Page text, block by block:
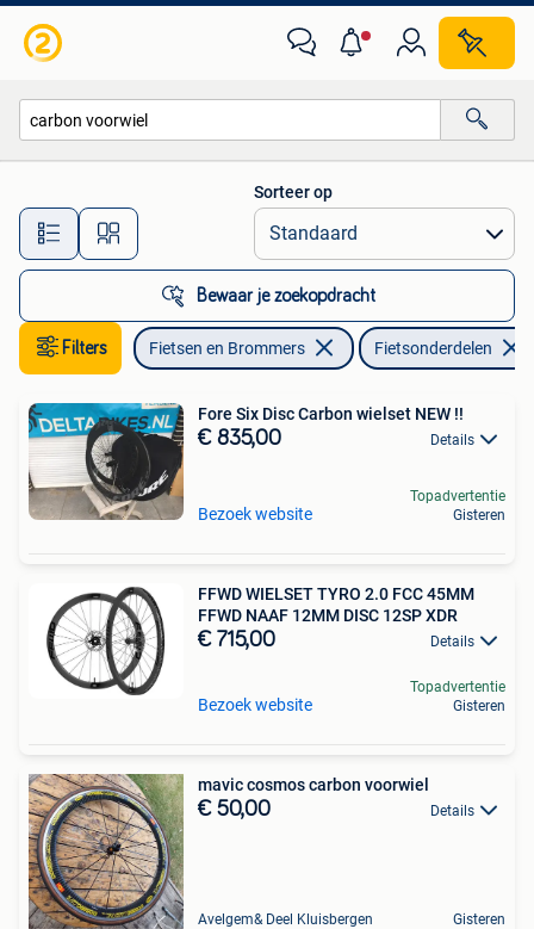
Alle afstanden…
Sorteer op
Bewaar je zoekopdracht
Filters Fietsen en Brommers Fietsonderdelen
Fore Six Disc Carbon wielset NEW !!
€ 835,00 Details
Bezoek website
Topadvertentie
Gisteren
FFWD WIELSET TYRO 2.0 FCC 45MM
FFWD NAAF 12MM DISC 12SP XDR
€ 715,00 Details
Bezoek website
Topadvertentie
Gisteren
mavic cosmos carbon voorwiel
€ 50,00 Details
Avelgem& Deel Kluisbergen Gisteren